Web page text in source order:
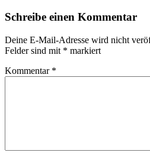
Schreibe einen Kommentar
Deine E-Mail-Adresse wird nicht
Felder sind mit * markiert
Kommentar *